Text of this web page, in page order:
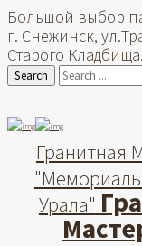
Большой выбор
г. Снежинск,
Старого Кладбища.
Search
Гранитная
Урала"